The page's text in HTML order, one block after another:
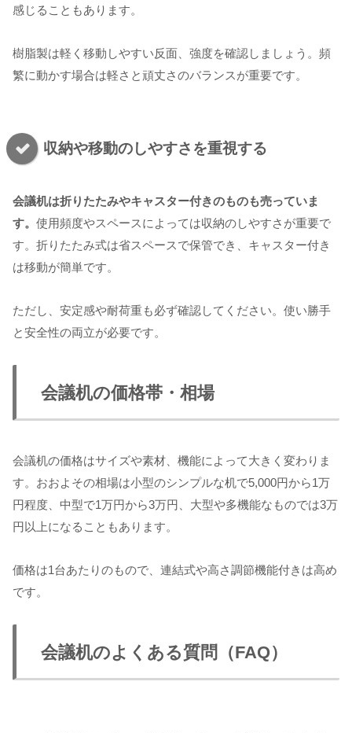
感じることもあります。
樹脂製は軽く移動しやすい反面、強度を確認しましょう。頻
繁に動かす場合は軽さと頑丈さのバランスが重要です。
収納や移動のしやすさを重視する
会議机は折りたたみやキャスター付きのものも売っていま
す。 使用頻度やスペースによっては収納のしやすさが重要で
す。折りたたみ式は省スペースで保管でき、キャスター付き
は移動が簡単です。
ただし、安定感や耐荷重も必ず確認してください。使い勝手
と安全性の両立が必要です。
会議机の価格帯・相場
会議机の価格はサイズや素材、機能によって大きく変わりま
す。おおよその相場は小型のシンプルな机で5,000円から1万
円程度、中型で1万円から3万円、大型や多機能なものでは3万
円以上になることもあります。
価格は1台あたりのもので、連結式や高さ調節機能付きは高め
です。
会議机のよくある質問（FAQ）